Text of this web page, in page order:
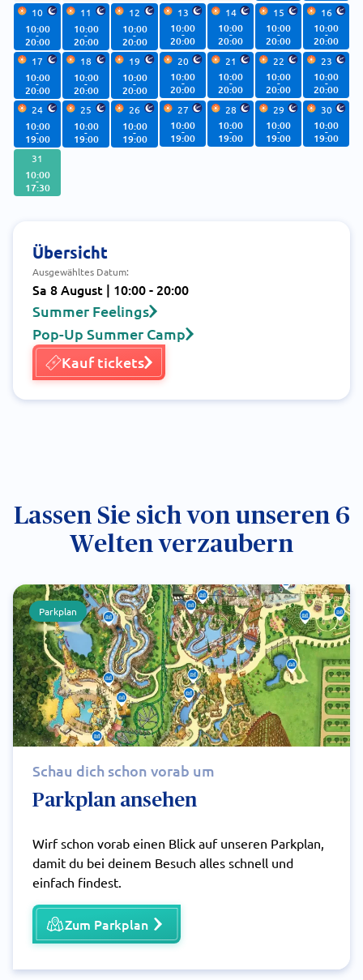
10
10:00
-
20:00
11
10:00
-
20:00
12
10:00
-
20:00
13
10:00
-
20:00
14
10:00
-
20:00
15
10:00
-
20:00
16
10:00
-
20:00
17
10:00
-
20:00
18
10:00
-
20:00
19
10:00
-
20:00
20
10:00
-
20:00
21
10:00
-
20:00
22
10:00
-
20:00
23
10:00
-
20:00
24
10:00
-
19:00
25
10:00
-
19:00
26
10:00
-
19:00
27
10:00
-
19:00
28
10:00
-
19:00
29
10:00
-
19:00
30
10:00
-
19:00
31
10:00
-
17:30
Übersicht
Ausgewähltes Datum:
Sa 8 August | 10:00 - 20:00
Summer Feelings
Pop-Up Summer Camp
Kauf tickets
Lassen Sie sich von unseren 6
Welten verzaubern
Parkplan
Schau dich schon vorab um
Parkplan ansehen
Wirf schon vorab einen Blick auf unseren Parkplan,
damit du bei deinem Besuch alles schnell und
einfach findest.
Zum Parkplan